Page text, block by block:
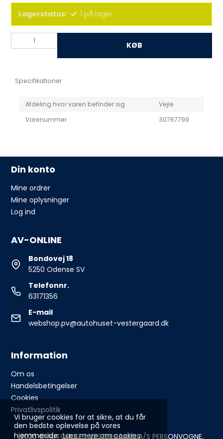
Vi bruger cookies for at sikre, at du får
den bedste oplevelse på vores
hjemmeside.Læs mere om cookies
Lagerstatus: 1 på lager
KØB
Specifikationer
Afdeling hvor varen befinder sig
Vejle
Varenummer
30767799
Din konto
Mine ordrer
Mine oplysninger
Log ind
AV-ONLINE
Bondovej 18
5250 Odense SV
Telefonnr.
63171356
E-mail
webshop.pv@autohuset-vestergaard.dk
Information
Om os
Handelsbetingelser
Cookies
Privatlivspolitik
2026 © AUTOHUSET VESTERGAARD A/S PERSONVOGNE.